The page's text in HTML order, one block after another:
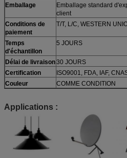
Emballage
Emballage standard
client
Conditions de
paiement
T/T, L/C, WESTERN
Temps
d'échantillon
5 JOURS
Délai de livraison30 JOURS
Certification
ISO9001, FDA, IAF,
Couleur
COMME CONDITION
Applications :